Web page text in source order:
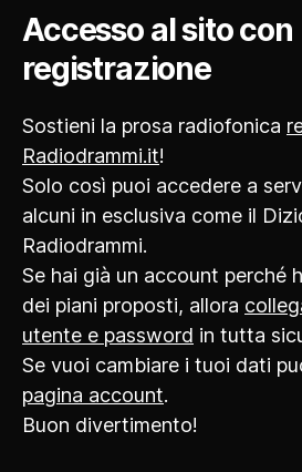
Accesso al sito con
registrazione
Sostieni la prosa radiofonica
Radiodrammi.it!
Solo così puoi accedere a
alcuni in esclusiva come il
Radiodrammi.
Se hai già un account perché
dei piani proposti, allora
utente e password in tutta
Se vuoi cambiare i tuoi dati
pagina account.
Buon divertimento!